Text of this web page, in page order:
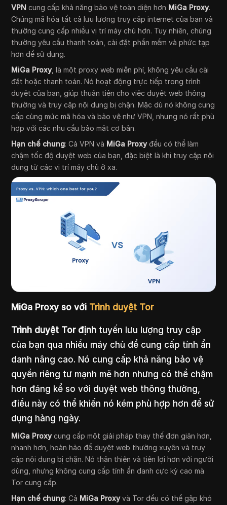
VPN cung cấp khả năng bảo vệ toàn diện hơn MiGa Proxy.
Chúng mã hóa tất cả lưu lượng truy cập internet của bạn và
thường cung cấp nhiều vị trí máy chủ hơn. Tuy nhiên, chúng
thường yêu cầu thanh toán, cài đặt phần mềm và phức tạp
hơn để sử dụng.
MiGa Proxy, là một proxy web miễn phí, không yêu cầu cài
đặt hoặc thanh toán. Nó hoạt động trực tiếp trong trình
duyệt của bạn, giúp thuận tiện cho việc duyệt web thông
thường và truy cập nội dung bị chặn. Mặc dù nó không cung
cấp cùng mức mã hóa và bảo vệ như VPN, nhưng nó rất phù
hợp với các nhu cầu bảo mật cơ bản.
Hạn chế chung: Cả VPN và MiGa Proxyđều có thể làm
chậm tốc độ duyệt web của bạn, đặc biệt là khi truy cập nội
dung từ các vị trí máy chủ ở xa.
MiGa Proxy so với Trình duyệt Tor
Trình duyệt Tor định tuyến lưu lượng truy cập
của bạn qua nhiều máy chủ để cung cấp tính ẩn
danh nâng cao. Nó cung cấp khả năng bảo vệ
quyền riêng tư mạnh mẽ hơn nhưng có thể chậm
hơn đáng kể so với duyệt web thông thường,
điều này có thể khiến nó kém phù hợp hơn để sử
dụng hàng ngày.
MiGa Proxycung cấp một giải pháp thay thế đơn giản hơn,
nhanh hơn, hoàn hảo để duyệt web thường xuyên và truy
cập nội dung bị chặn. Nó thân thiện và tiện lợi hơn với người
dùng, nhưng không cung cấp tính ẩn danh cực kỳ cao mà
Tor cung cấp.
Hạn chế chung: Cả MiGa Proxyvà Tor đều có thể gặp khó